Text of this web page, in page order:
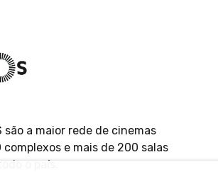
são a maior rede de cinemas
e mais de 200 salas
o país.